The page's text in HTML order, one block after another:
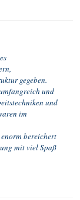
gegeben.
und
und
im
bereichert
mit viel Spaß